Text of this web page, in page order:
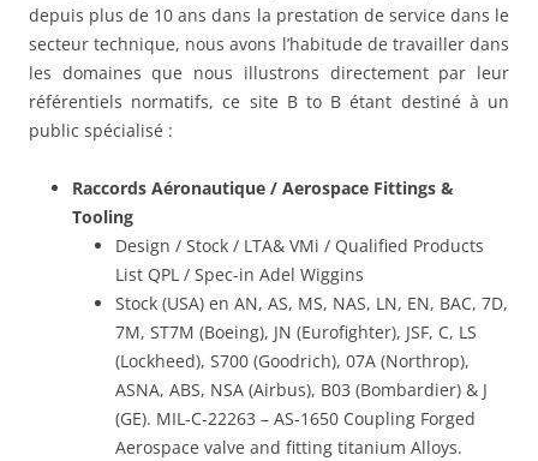
depuis plus de 10 ans dans la prestation de service dans le
secteur technique, nous avons l’habitude de travailler dans
les domaines que nous illustrons directement par leur
référentiels normatifs, ce site B to B étant destiné à un
public spécialisé :
Raccords Aéronautique / Aerospace Fittings &
Tooling
Design / Stock / LTA& VMi / Qualified Products
List QPL / Spec-in Adel Wiggins
Stock (USA) en AN, AS, MS, NAS, LN, EN, BAC, 7D,
7M, ST7M (Boeing), JN (Eurofighter), JSF, C, LS
(Lockheed), S700 (Goodrich), 07A (Northrop),
ASNA, ABS, NSA (Airbus), B03 (Bombardier) & J
(GE). MIL-C-22263 – AS-1650 Coupling Forged
Aerospace valve and fitting titanium Alloys.